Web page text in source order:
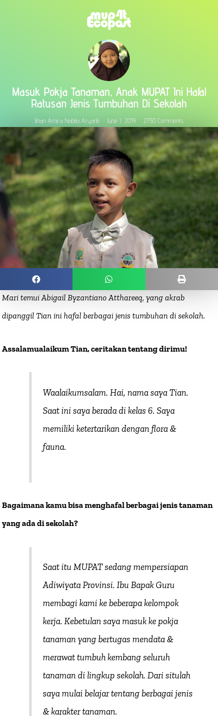
Masuk Pokja Tanaman, Anak MUPAT Ini Hafal
Ratusan Jenis Tumbuhan Di Sekolah
Jihan Amira Nabila Aryanti June 1, 2019 2730 Comments
Mari temui Abigail Byzantiano Atthareeq, yang akrab
dipanggil Tian ini hafal berbagai jenis tumbuhan di sekolah.
Assalamualaikum Tian, ceritakan tentang dirimu!
Waalaikumsalam. Hai, nama saya Tian.
Saat ini saya berada di kelas 6. Saya
memiliki ketertarikan dengan flora &
fauna.
Bagaimana kamu bisa menghafal berbagai jenis tanaman
yang ada di sekolah?
Saat itu MUPAT sedang mempersiapan
Adiwiyata Provinsi. Ibu Bapak Guru
membagi kami ke beberapa kelompok
kerja. Kebetulan saya masuk ke pokja
tanaman yang bertugas mendata &
merawat tumbuh kembang seluruh
tanaman di lingkup sekolah. Dari situlah
saya mulai belajar tentang berbagai jenis
& karakter tanaman.